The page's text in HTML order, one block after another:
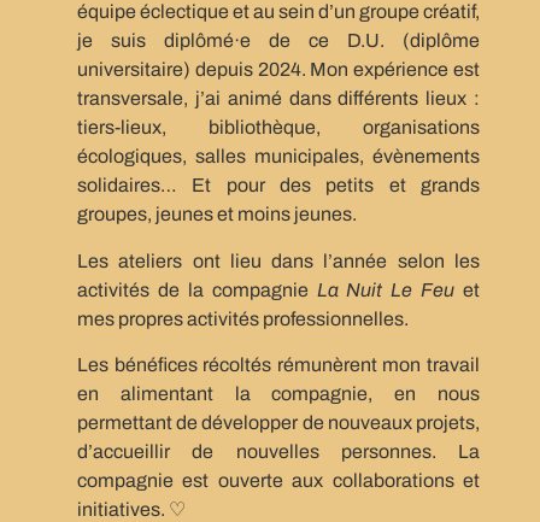
équipe éclectique et au sein d’un groupe créatif,
je suis diplômé·e de ce D.U. (diplôme
universitaire) depuis 2024. Mon expérience est
transversale, j’ai animé dans différents lieux :
tiers-lieux, bibliothèque, organisations
écologiques, salles municipales, évènements
solidaires… Et pour des petits et grands
groupes, jeunes et moins jeunes.
Les ateliers ont lieu dans l’année selon les
activités de la compagnie La Nuit Le Feu et
mes propres activités professionnelles.
Les bénéfices récoltés rémunèrent mon travail
en alimentant la compagnie, en nous
permettant de développer de nouveaux projets,
d’accueillir de nouvelles personnes. La
compagnie est ouverte aux collaborations et
initiatives. ♡